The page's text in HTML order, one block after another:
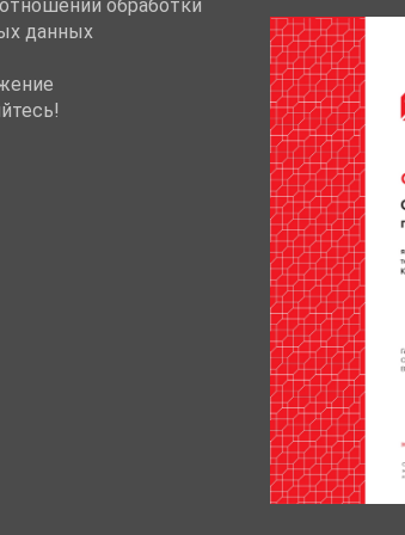
обработки
данных